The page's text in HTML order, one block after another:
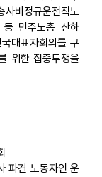
비정규운전직노
등 민주노총 산하
대표자회의를 구
위한 집중투쟁을
파견 노동자인 운